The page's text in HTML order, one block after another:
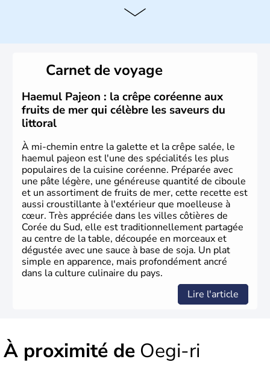
Histoire et administration
christianisme et le bouddhisme en sont les deux
principales religions. Ce pays partage sa culture avec la
Corée du Nord. Les Jeux Olympiques s’y sont déroulés en
1988, de même que la Coupe du Monde de football en
2002, en collaboration avec le Japon.
Carnet de voyage
Haemul Pajeon : la crêpe coréenne aux
fruits de mer qui célèbre les saveurs du
littoral
À mi-chemin entre la galette et la crêpe salée, le
haemul pajeon est l'une des spécialités les plus
populaires de la cuisine coréenne. Préparée avec
une pâte légère, une généreuse quantité de ciboule
et un assortiment de fruits de mer, cette recette est
aussi croustillante à l'extérieur que moelleuse à
cœur. Très appréciée dans les villes côtières de
Corée du Sud, elle est traditionnellement partagée
au centre de la table, découpée en morceaux et
dégustée avec une sauce à base de soja. Un plat
simple en apparence, mais profondément ancré
dans la culture culinaire du pays.
Lire l'article
À proximité de Oegi-ri